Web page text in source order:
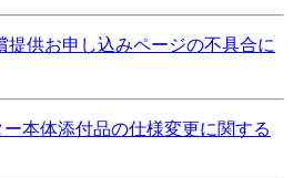
提供お申し込みページの不具合に
本体添付品の仕様変更に関する